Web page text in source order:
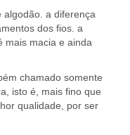
algodão. a diferença
dos fios. a
mais macia e ainda
chamado somente
isto é, mais fino que
qualidade, por ser